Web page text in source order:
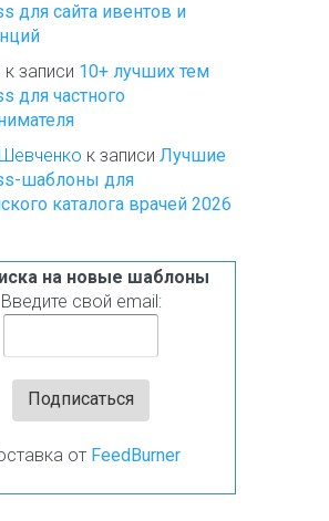
для сайта ивентов и
к записи 10+ лучших тем
для частного
к записи Лучшие
шаблоны для
каталога врачей 2026
на новые шаблоны
Введите свой email:
от FeedBurner